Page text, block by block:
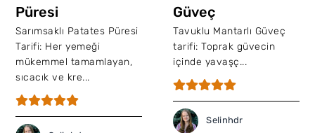
Püresi
Sarımsaklı Patates Püresi
Tarifi: Her yemeği
mükemmel tamamlayan,
sıcacık ve kre...
Güveç
Tavuklu Mantarlı Güveç
tarifi: Toprak güvecin
içinde yavaşç...
Selinhdr